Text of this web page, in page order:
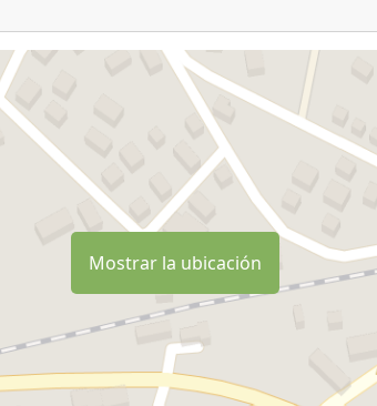
Mostrar la ubicación